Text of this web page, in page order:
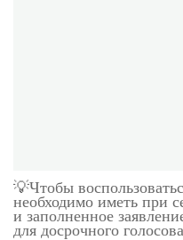
💡Чтобы
необходимо иметь при
и заполненное
для досрочного